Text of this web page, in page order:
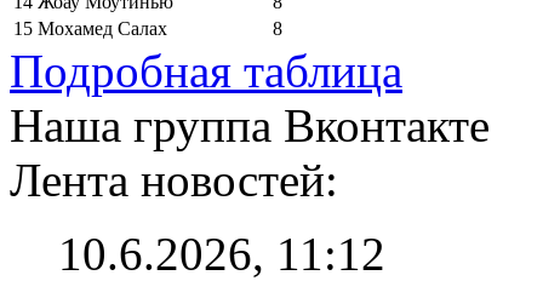
15 Мохамед Салах 8
Подробная таблица
Наша группа Вконтакте
Лента новостей:
10.6.2026, 11:12